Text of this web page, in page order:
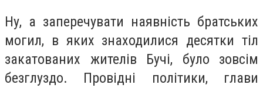
Ну, а заперечувати наявність братських
могил, в яких знаходилися десятки тіл
закатованих жителів Бучі, було зовсім
безглуздо. Провідні політики, глави